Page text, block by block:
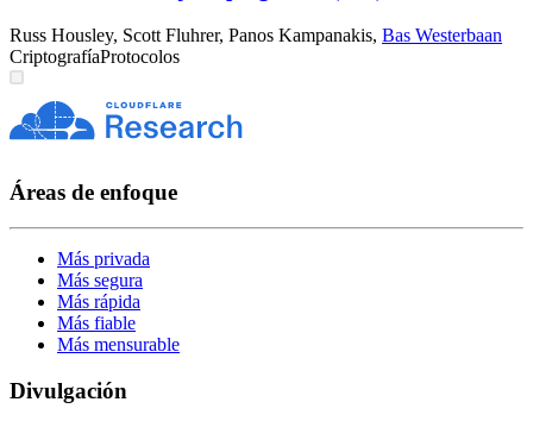
Russ Housley, Scott Fluhrer, Panos Kampanakis, Bas Westerbaan
CriptografíaProtocolos
Áreas de enfoque
Más privada
Más segura
Más rápida
Más fiable
Más mensurable
Divulgación